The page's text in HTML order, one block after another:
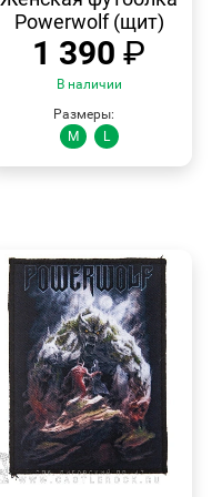
Powerwolf (щит)
1 390 ₽
В наличии
Размеры:
M
L